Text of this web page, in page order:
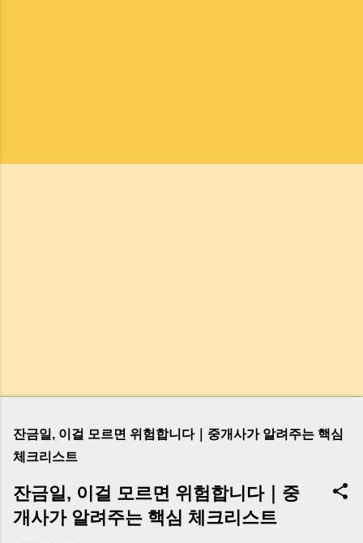
잔금일, 이걸 모르면 위험합니다｜중개사가 알려주는 핵심
체크리스트
잔금일, 이걸 모르면 위험합니다｜중
개사가 알려주는 핵심 체크리스트